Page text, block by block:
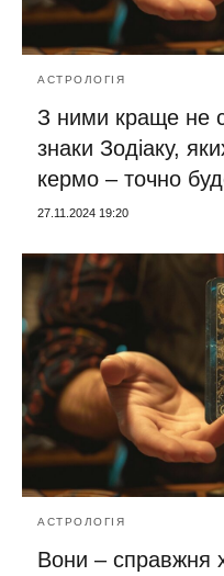
АСТРОЛОГІЯ
З ними краще не
знаки Зодіаку,
кермо – точно
27.11.2024 19:20
АСТРОЛОГІЯ
Вони – справжня